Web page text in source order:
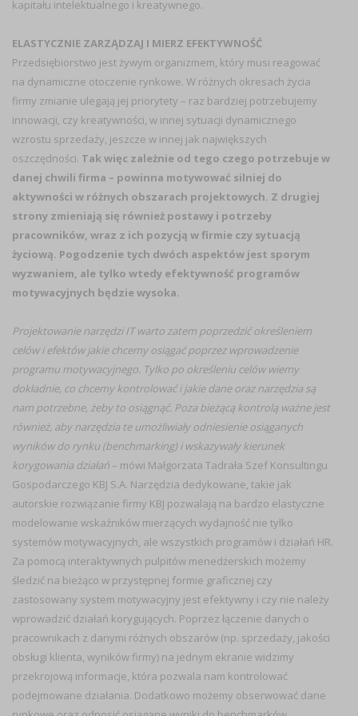
kapitału intelektualnego i kreatywnego.
ELASTYCZNIE ZARZĄDZAJ I MIERZ EFEKTYWNOŚĆ
Przedsiębiorstwo jest żywym organizmem, który musi reagować
na dynamiczne otoczenie rynkowe. W różnych okresach życia
firmy zmianie ulegają jej priorytety – raz bardziej potrzebujemy
innowacji, czy kreatywności, w innej sytuacji dynamicznego
wzrostu sprzedaży, jeszcze w innej jak największych
oszczędności. Tak więc zależnie od tego czego potrzebuje w
danej chwili firma – powinna motywować silniej do
aktywności w różnych obszarach projektowych. Z drugiej
strony zmieniają się również postawy i potrzeby
pracowników, wraz z ich pozycją w firmie czy sytuacją
życiową. Pogodzenie tych dwóch aspektów jest sporym
wyzwaniem, ale tylko wtedy efektywność programów
motywacyjnych będzie wysoka.
Projektowanie narzędzi IT warto zatem poprzedzić określeniem
celów i efektów jakie chcemy osiągać poprzez wprowadzenie
programu motywacyjnego. Tylko po określeniu celów wiemy
dokładnie, co chcemy kontrolować i jakie dane oraz narzędzia są
nam potrzebne, żeby to osiągnąć. Poza bieżącą kontrolą ważne jest
również, aby narzędzia te umożliwiały odniesienie osiąganych
wyników do rynku (benchmarking) i wskazywały kierunek
korygowania działań – mówi Małgorzata Tadrała Szef Konsultingu
Gospodarczego KBJ S.A. Narzędzia dedykowane, takie jak
autorskie rozwiązanie firmy KBJ pozwalają na bardzo elastyczne
modelowanie wskaźników mierzących wydajność nie tylko
systemów motywacyjnych, ale wszystkich programów i działań HR.
Za pomocą interaktywnych pulpitów menedżerskich możemy
śledzić na bieżąco w przystępnej formie graficznej czy
zastosowany system motywacyjny jest efektywny i czy nie należy
wprowadzić działań korygujących. Poprzez łączenie danych o
pracownikach z danymi różnych obszarów (np. sprzedaży, jakości
obsługi klienta, wyników firmy) na jednym ekranie widzimy
przekrojową informacje, która pozwala nam kontrolować
podejmowane działania. Dodatkowo możemy obserwować dane